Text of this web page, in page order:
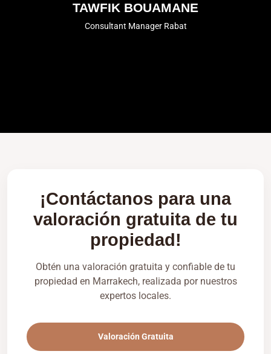
TAWFIK BOUAMANE
Consultant Manager Rabat
¡Contáctanos para una
valoración gratuita de tu
propiedad!
Obtén una valoración gratuita y confiable de tu
propiedad en Marrakech, realizada por nuestros
expertos locales.
Valoración Gratuita